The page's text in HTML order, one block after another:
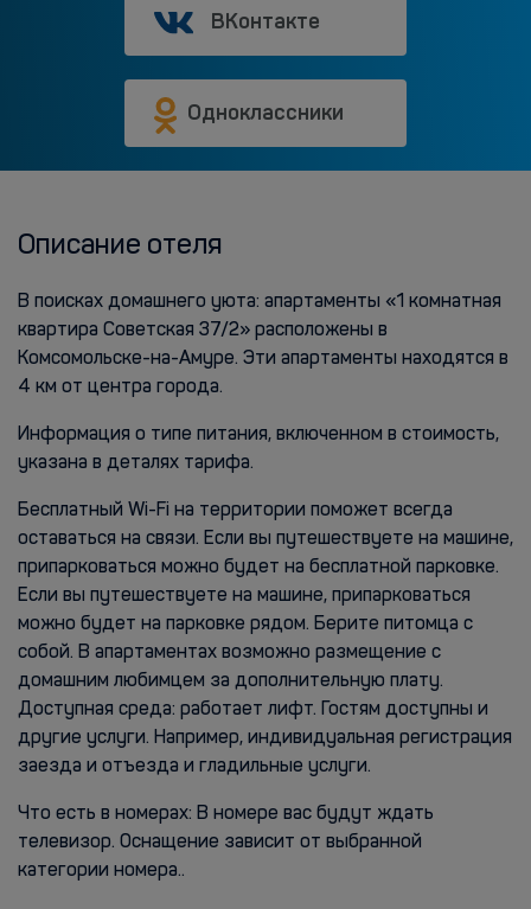
ВКонтакте
Одноклассники
Описание отеля
В поисках домашнего уюта: апартаменты «1 комнатная
квартира Советская 37/2» расположены в
Комсомольске-на-Амуре. Эти апартаменты находятся в
4 км от центра города.
Информация о типе питания, включенном в стоимость,
указана в деталях тарифа.
Бесплатный Wi-Fi на территории поможет всегда
оставаться на связи. Если вы путешествуете на машине,
припарковаться можно будет на бесплатной парковке.
Если вы путешествуете на машине, припарковаться
можно будет на парковке рядом. Берите питомца с
собой. В апартаментах возможно размещение с
домашним любимцем за дополнительную плату.
Доступная среда: работает лифт. Гостям доступны и
другие услуги. Например, индивидуальная регистрация
заезда и отъезда и гладильные услуги.
Что есть в номерах: В номере вас будут ждать
телевизор. Оснащение зависит от выбранной
категории номера..